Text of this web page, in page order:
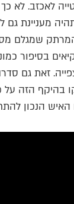
לאכזב. לא
מעניינת גם
בסיפור
זאת גם
בהיקף הזה על
הנכון